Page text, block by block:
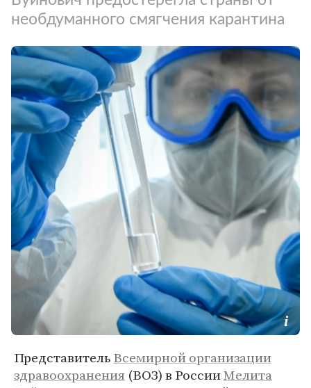
необдуманного смягчения карантина
ПредставительВсемирной организации
здравоохранения (ВОЗ) в РоссииМелита